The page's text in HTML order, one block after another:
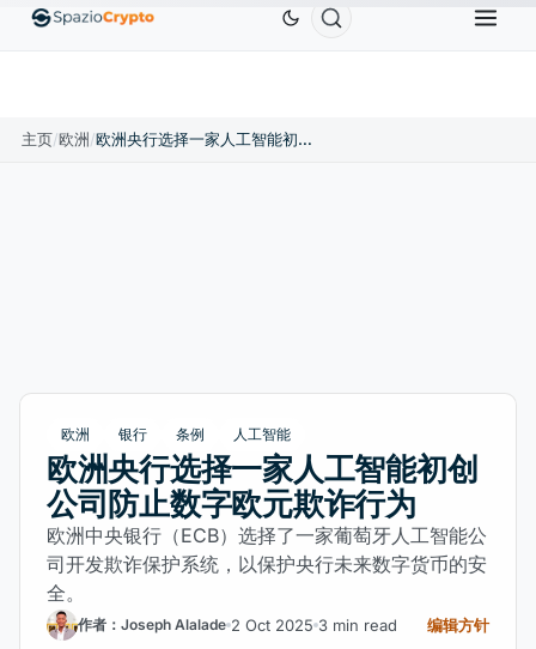
EthereumETHUS$1,880.58 TetherUSDT ↑0.00%
主页/欧洲/ 欧洲央行选择一家人工智能初创公司防止数字欧元欺诈行为
欧洲 银行 条例 人工智能
欧洲央行选择一家人工智能初创
公司防止数字欧元欺诈行为
欧洲中央银行（ECB）选择了一家葡萄牙人工智能公
司开发欺诈保护系统，以保护央行未来数字货币的安
全。
作者：Joseph Alalade 2 Oct 2025 3 min read 编辑方针